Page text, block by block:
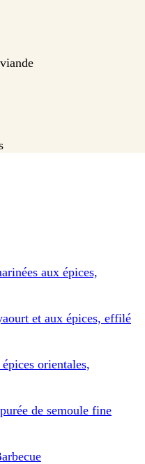
aux épices,
et aux épices, effilé
orientales,
de semoule fine